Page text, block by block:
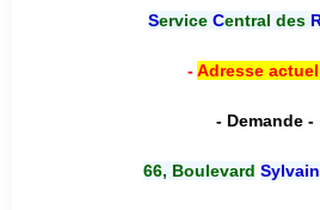
Service Central des
-Adresse
- Demande -
66, Boulevard